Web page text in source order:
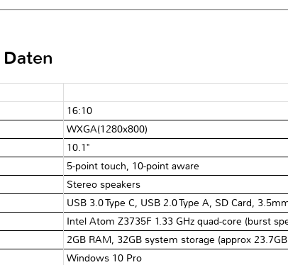
16:10
WXGA(1280x800)
10.1"
5-point touch, 10-point aware
Stereo speakers
USB 3.0 Type C, USB 2.0 Type A, SD Card,
Intel Atom Z3735F 1.33 GHz quad-core (burst
2GB RAM, 32GB system storage (approx
Windows 10 Pro